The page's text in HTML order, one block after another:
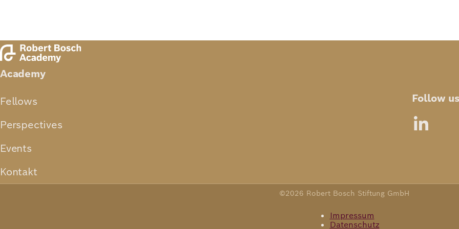
Academy
Fellows
Perspectives
Events
Kontakt
Follow
©2026 Robert Bosch Stiftung GmbH
Impressum
Datenschutz